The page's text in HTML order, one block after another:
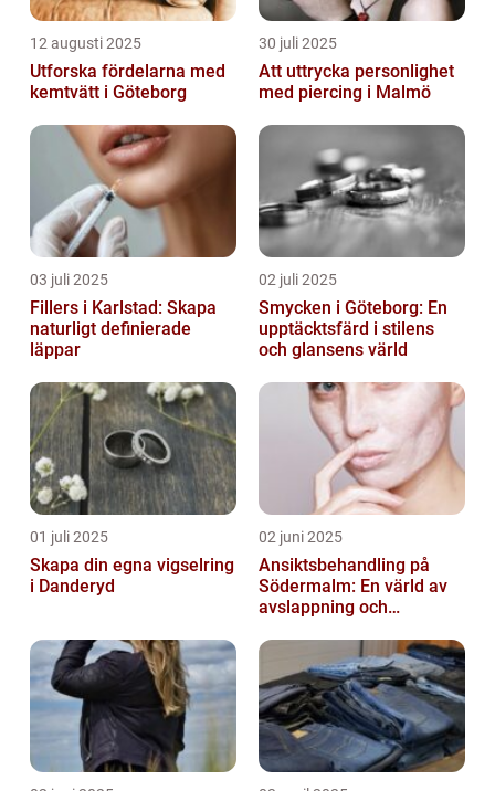
12 augusti 2025
Utforska fördelarna med
kemtvätt i Göteborg
30 juli 2025
Att uttrycka personlighet
med piercing i Malmö
03 juli 2025
Fillers i Karlstad: Skapa
naturligt definierade
läppar
02 juli 2025
Smycken i Göteborg: En
upptäcktsfärd i stilens
och glansens värld
01 juli 2025
Skapa din egna vigselring
i Danderyd
02 juni 2025
Ansiktsbehandling på
Södermalm: En värld av
avslappning och